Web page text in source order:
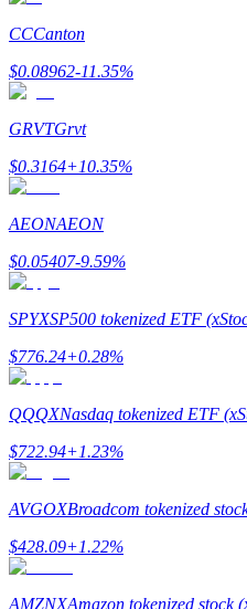
Stratégies de trading
Apprenez à rester rentable
CCCanton
$0.08962-11.35%
GRVTGrvt
$0.3164+10.35%
AEONAEON
$0.05407-9.59%
SPYXSP500 tokenized ETF
$776.24+0.28%
QQQXNasdaq tokenized ETF
$722.94+1.23%
AVGOXBroadcom tokenized
$428.09+1.22%
AMZNXAmazon tokenized stock